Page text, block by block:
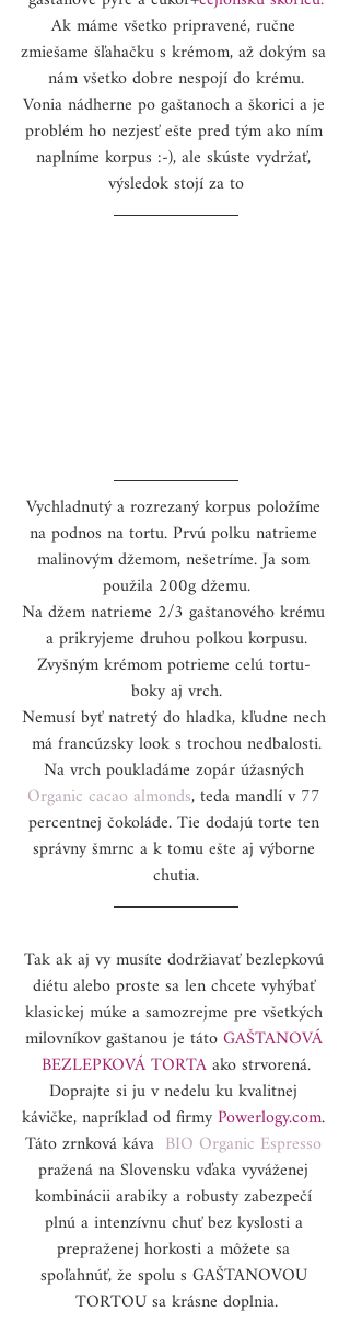
Ak máme všetko pripravené, ručne
zmiešame šľahačku s krémom, až dokým sa
nám všetko dobre nespojí do krému.
Vonia nádherne po gaštanoch a škorici a je
problém ho nezjesť ešte pred tým ako ním
naplníme korpus :-), ale skúste vydržať,
výsledok stojí za to
Vychladnutý a rozrezaný korpus položíme
na podnos na tortu. Prvú polku natrieme
malinovým džemom, nešetríme. Ja som
použila 200g džemu.
Na džem natrieme 2/3 gaštanového krému
a prikryjeme druhou polkou korpusu.
Zvyšným krémom potrieme celú tortu-
boky aj vrch.
Nemusí byť natretý do hladka, kľudne nech
má francúzsky look s trochou nedbalosti.
Na vrch poukladáme zopár úžasných
Organic cacao almonds, teda mandlí v 77
percentnej čokoláde. Tie dodajú torte ten
správny šmrnc a k tomu ešte aj výborne
chutia.
Tak ak aj vy musíte dodržiavať bezlepkovú
diétu alebo proste sa len chcete vyhýbať
klasickej múke a samozrejme pre všetkých
milovníkov gaštanou je táto GAŠTANOVÁ
BEZLEPKOVÁ TORTA ako strvorená.
Doprajte si ju v nedelu ku kvalitnej
kávičke, napríklad od firmy Powerlogy.com.
Táto zrnková káva BIO Organic Espresso
pražená na Slovensku vďaka vyváženej
kombinácii arabiky a robusty zabezpečí
plnú a intenzívnu chuť bez kyslosti a
prepraženej horkosti a môžete sa
spoľahnúť, že spolu s GAŠTANOVOU
TORTOU sa krásne doplnia.